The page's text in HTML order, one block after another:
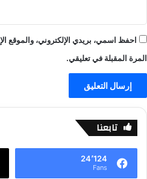
ل
ف
ي
ل
ا
ي
ف
-
ي
احفظ اسمي، بريدي الإلكتروني، والموقع
المرة المقبلة في تعليقي.
تابعنا
24٬124
Fans